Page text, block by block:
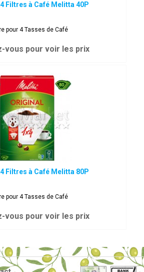
Filtres à Café Melitta 40P
pour 4 Tasses de Café
vous pour voir les prix
Filtres à Café Melitta 80P
pour 4 Tasses de Café
vous pour voir les prix